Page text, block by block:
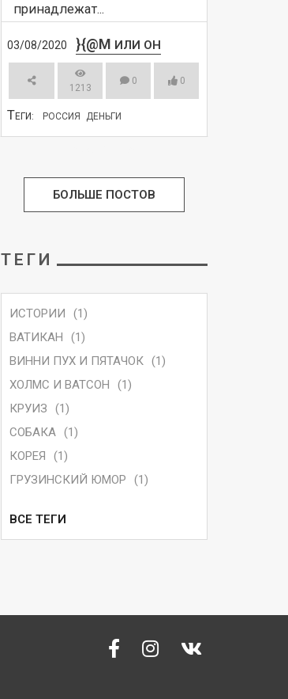
принадлежат...
03/08/2020 }{@M ИЛИ ОН
1213
0 0
ТЕГИ: РОССИЯ ДЕНЬГИ
БОЛЬШЕ ПОСТОВ
ТЕГИ
ИСТОРИИ
(1)
ВАТИКАН
(1)
ВИННИ ПУХ И ПЯТАЧОК (1)
ХОЛМС И ВАТСОН
(1)
КРУИЗ
(1)
СОБАКА (1)
КОРЕЯ
(1)
ГРУЗИНСКИЙ ЮМОР
(1)
ВСЕ ТЕГИ